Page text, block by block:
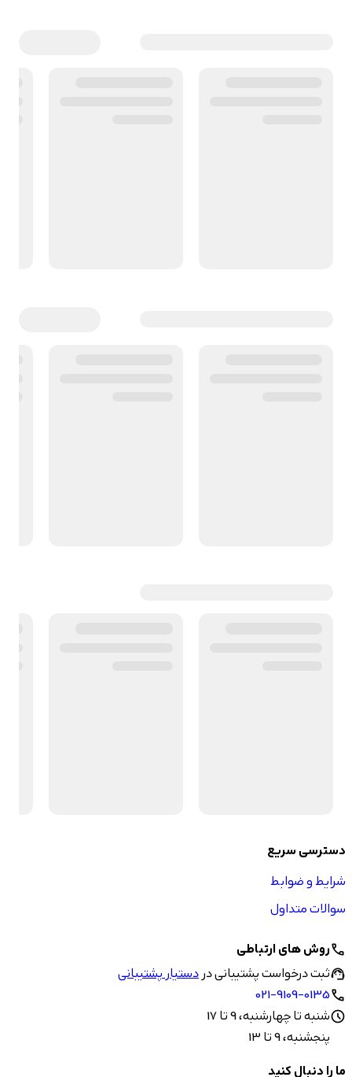
دسترسی سریع
شرایط و ضوابط
سوالات متداول
callروش های ارتباطی
support_agentثبت درخواست پشتیبانی دردستیار پشتیبانی
call
021-9109-0135
scheduleشنبه تا چهارشنبه، 9 تا 17
پنجشنبه، 9 تا 13
ما را دنبال کنید